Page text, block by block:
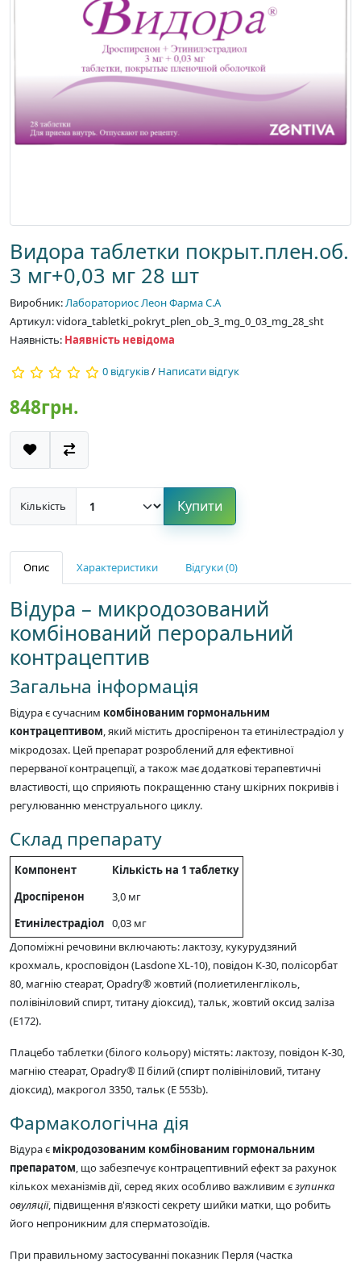
Видора таблетки покрыт.плен.об.
3 мг+0,03 мг 28 шт
Виробник:Лабораториос Леон Фарма С.А
Артикул: vidora_tabletki_pokryt_plen_ob_3_mg_0_03_mg_28_sht
Наявність: Наявність невідома
0 відгуків/ Написати відгук
848грн.
Кількість Купити
Опис Характеристики Відгуки (0)
Відура – микродозований
комбінований пероральний
контрацептив
Загальна інформація
Відура є сучасним комбінованим гормональним
контрацептивом, який містить дроспіренон та етинілестрадіол у
мікродозах. Цей препарат розроблений для ефективної
перерваної контрацепції, а також має додаткові терапевтичні
властивості, що сприяють покращенню стану шкірних покривів і
регулюванню менструального циклу.
Склад препарату
Компонент
Кількість на 1 таблетку
Дроспіренон
3,0 мг
Етинілестрадіол 0,03 мг
Допоміжні речовини включають: лактозу, кукурудзяний
крохмаль, кросповідон (Lasdone XL-10), повідон К-30, полісорбат
80, магнію стеарат, Opadry® жовтий (полиетиленгліколь,
полівініловий спирт, титану діоксид), тальк, жовтий оксид заліза
(Е172).
Плацебо таблетки (білого кольору) містять: лактозу, повідон К-30,
магнію стеарат, Opadry® II білий (спирт полівініловий, титану
діоксид), макрогол 3350, тальк (Е 553b).
Фармакологічна дія
Відура є мікродозованим комбінованим гормональним
препаратом, що забезпечує контрацептивний ефект за рахунок
кількох механізмів дії, серед яких особливо важливим єзупинка
овуляції, підвищення в'язкості секрету шийки матки, що робить
його непроникним для сперматозоїдів.
При правильному застосуванні показник Перля (частка